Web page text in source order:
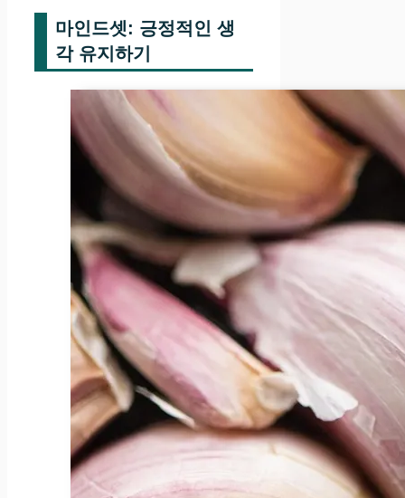
마인드셋: 긍정적인 생
각 유지하기